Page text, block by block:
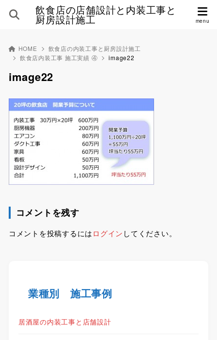
飲食店の店舗設計と内装工事と
厨房設計施工
HOME
飲食店の内装工事と厨房設計施工
飲食店内装工事 施工実績 ④
image22
image22
コメントを残す
コメントを投稿するにはログイン してください。
業種別 施工事例
居酒屋の内装工事と店舗設計